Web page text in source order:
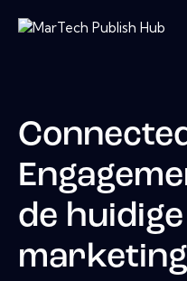
de huidige